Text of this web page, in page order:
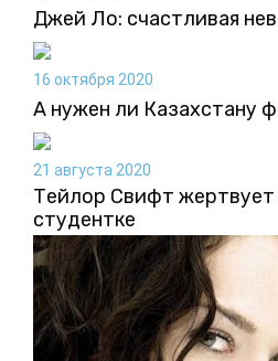
Джей Ло: счастливая
16 октября 2020
А нужен ли Казахстану
21 августа 2020
Тейлор Свифт
студентке